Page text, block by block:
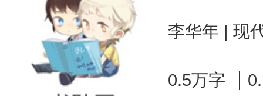
李华年 | 现
0.5万字